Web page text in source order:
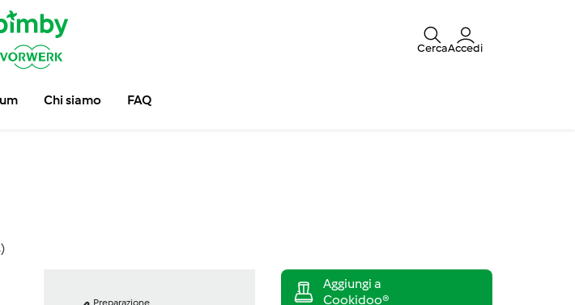
CercaAccedi
Chi siamo FAQ
Preparazione